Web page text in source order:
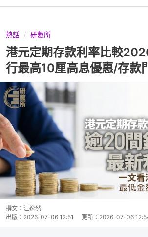
熱話 研數所
港元定期存款利率比較
行最高10厘高息優惠/存款
撰文： 江逸然
出版： 2026-07-06 12:51 更新： 2026-07-06